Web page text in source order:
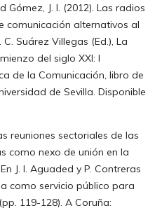
Gómez, J. I. (2012). Las radios
comunicación alternativos al
Suárez Villegas (Ed.), La
del siglo XXI: I
de la Comunicación, libro de
de Sevilla. Disponible
reuniones sectoriales de las
como nexo de unión en la
J. I. Aguaded y P. Contreras
como servicio público para
119-128). A Coruña: